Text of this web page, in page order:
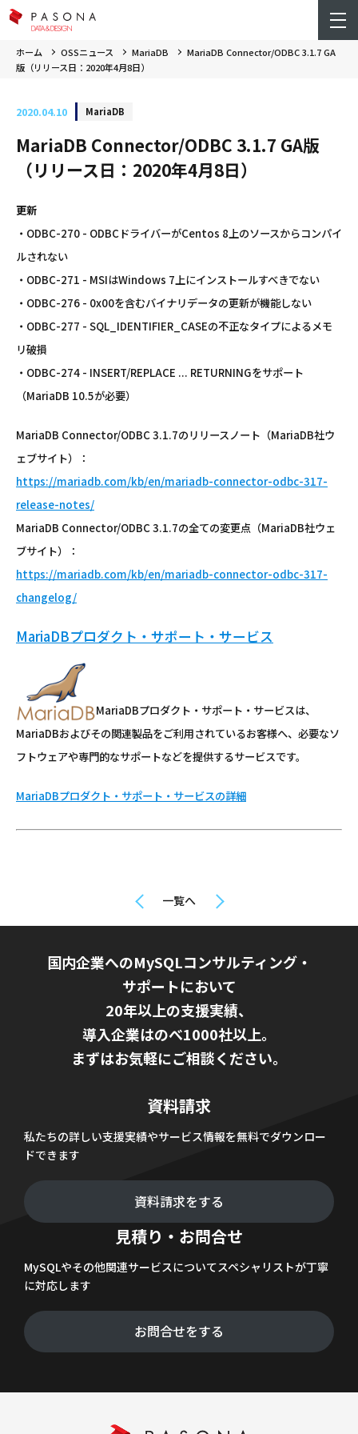
ホーム OSSニュース MariaDB
MariaDB Connector/ODBC 3.1.7 GA
版（リリース日：2020年4月8日）
2020.04.10 MariaDB
MariaDB Connector/ODBC 3.1.7 GA版
（リリース日：2020年4月8日）
更新
・ODBC-270 - ODBCドライバーがCentos 8上のソースからコンパイ
ルされない
・ODBC-271 - MSIはWindows 7上にインストールすべきでない
・ODBC-276 - 0x00を含むバイナリデータの更新が機能しない
・ODBC-277 - SQL_IDENTIFIER_CASEの不正なタイプによるメモ
リ破損
・ODBC-274 - INSERT/REPLACE ... RETURNINGをサポート
（MariaDB 10.5が必要）
MariaDB Connector/ODBC 3.1.7のリリースノート（MariaDB社ウ
ェブサイト）：
https://mariadb.com/kb/en/mariadb-connector-odbc-317-
release-notes/
MariaDB Connector/ODBC 3.1.7の全ての変更点（MariaDB社ウェ
ブサイト）：
https://mariadb.com/kb/en/mariadb-connector-odbc-317-
changelog/
MariaDBプロダクト・サポート・サービス
MariaDBプロダクト・サポート・サービスは、
MariaDBおよびその関連製品をご利用されているお客様へ、必要なソ
フトウェアや専門的なサポートなどを提供するサービスです。
MariaDBプロダクト・サポート・サービスの詳細
一覧へ
国内企業へのMySQLコンサルティング・
サポートにおいて
20年以上の支援実績、
導入企業はのべ1000社以上。
まずはお気軽にご相談ください。
資料請求
私たちの詳しい支援実績やサービス情報を無料でダウンロー
ドできます
資料請求をする
見積り・お問合せ
MySQLやその他関連サービスについてスペシャリストが丁寧
に対応します
お問合せをする